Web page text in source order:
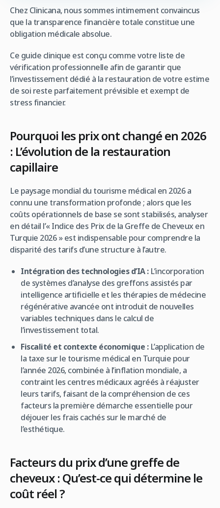
Chez Clinicana, nous sommes intimement convaincus
que la transparence financière totale constitue une
obligation médicale absolue.
Ce guide clinique est conçu comme votre liste de
vérification professionnelle afin de garantir que
l’investissement dédié à la restauration de votre estime
de soi reste parfaitement prévisible et exempt de
stress financier.
Pourquoi les prix ont changé en 2026
: L’évolution de la restauration
capillaire
Le paysage mondial du tourisme médical en 2026 a
connu une transformation profonde ; alors que les
coûts opérationnels de base se sont stabilisés, analyser
en détail l’« Indice des Prix de la Greffe de Cheveux en
Turquie 2026 » est indispensable pour comprendre la
disparité des tarifs d’une structure à l’autre.
Intégration des technologies d’IA :L’incorporation
de systèmes d’analyse des greffons assistés par
intelligence artificielle et les thérapies de médecine
régénérative avancée ont introduit de nouvelles
variables techniques dans le calcul de
l’investissement total.
Fiscalité et contexte économique :L’application de
la taxe sur le tourisme médical en Turquie pour
l’année 2026, combinée à l’inflation mondiale, a
contraint les centres médicaux agréés à réajuster
leurs tarifs, faisant de la compréhension de ces
facteurs la première démarche essentielle pour
déjouer les frais cachés sur le marché de
l’esthétique.
Facteurs du prix d’une greffe de
cheveux : Qu’est-ce qui détermine le
coût réel ?